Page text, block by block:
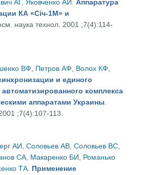
АГ, Яковченко АИ .Аппаратура
КА «Січ-1М» и
наука технол. 2001 ;7(4):114-
ВФ Петров АФ Волох КФ
и единого
комплекса
аппаратами Украины
;7(4):107-113.
космическими аппаратами
АИ ,Соловьев АВ ,Соловьев ВС
СА Макаренко БИ
Романько
ТА Применение